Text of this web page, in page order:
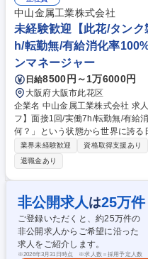
理サポートから開始します。充実
には設計チームへ安全対策の提
きな仕事です。 募集職種 【神戸市/評価・解析】★理系卒・未経験歓迎★
無期雇用派遣(正社員雇用)
中山金属工業株式会社
未経験歓迎【此花/タン
h/転勤無/有給消化率
ンマネージャー
日給8500円～1万6000円
大阪府大阪市此花区
企業名 中山金属工業株式会社 求人名 未経験歓迎【此花/タンク製造スタッ
フ】面接1回/実働7h/転勤無/有給消化率100% 仕事
何？」という状態から世界に誇
化学メーカー向けの特注タンク
ます。ノルマや納期に追われるギスギ
らプロの溶接工へ】まずは道具の
ぐ「溶接」の技術を、熟練の先
ワイト】残業は月10h程度で、有
即帰宅」が当たり前の社風です
ない国家資格の取得費用は、会
る技術者を目指せる環境です。 募集職種 未経験歓迎【此花/タンク製造ス
タッフ】面接1回/実働7h/転勤無/
業界未経験歓迎 資格取得支援あり
退職金あり
非公開求人 は25万件
ご登録いただくと、約25万件の
非公開求人からご希望に沿った
求人をご紹介します。
※2026年3月31日時点 ※求人数＝採用予定人数